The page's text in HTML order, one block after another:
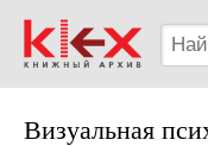
Визуальная